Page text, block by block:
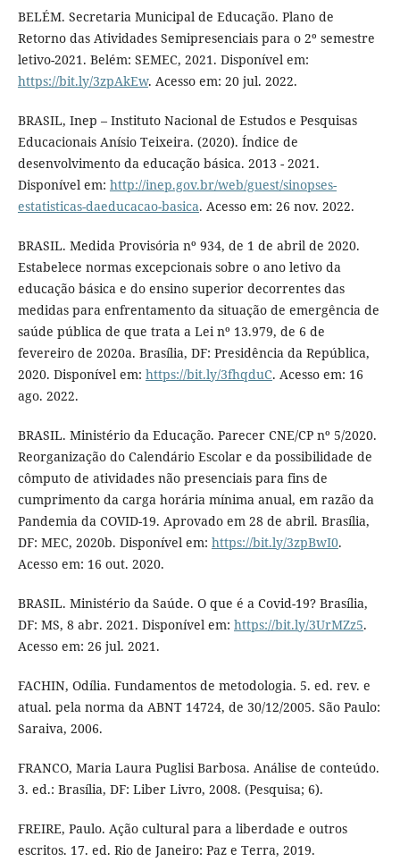
BELÉM. Secretaria Municipal de Educação. Plano de
Retorno das Atividades Semipresenciais para o 2º semestre
letivo-2021. Belém: SEMEC, 2021. Disponível em:
https://bit.ly/3zpAkEw. Acesso em: 20 jul. 2022.
BRASIL, Inep – Instituto Nacional de Estudos e Pesquisas
Educacionais Anísio Teixeira. (2020). Índice de
desenvolvimento da educação básica. 2013 - 2021.
Disponível em: http://inep.gov.br/web/guest/sinopses-
estatisticas-daeducacao-basica. Acesso em: 26 nov. 2022.
BRASIL. Medida Provisória nº 934, de 1 de abril de 2020.
Estabelece normas excepcionais sobre o ano letivo da
educação básica e do ensino superior decorrentes das
medidas para enfrentamento da situação de emergência de
saúde pública de que trata a Lei nº 13.979, de 6 de
fevereiro de 2020a. Brasília, DF: Presidência da República,
2020. Disponível em: https://bit.ly/3fhqduC. Acesso em: 16
ago. 2022.
BRASIL. Ministério da Educação. Parecer CNE/CP nº 5/2020.
Reorganização do Calendário Escolar e da possibilidade de
cômputo de atividades não presenciais para fins de
cumprimento da carga horária mínima anual, em razão da
Pandemia da COVID-19. Aprovado em 28 de abril. Brasília,
DF: MEC, 2020b. Disponível em: https://bit.ly/3zpBwI0.
Acesso em: 16 out. 2020.
BRASIL. Ministério da Saúde. O que é a Covid-19? Brasília,
DF: MS, 8 abr. 2021. Disponível em: https://bit.ly/3UrMZz5.
Acesso em: 26 jul. 2021.
FACHIN, Odília. Fundamentos de metodologia. 5. ed. rev. e
atual. pela norma da ABNT 14724, de 30/12/2005. São Paulo:
Saraiva, 2006.
FRANCO, Maria Laura Puglisi Barbosa. Análise de conteúdo.
3. ed.: Brasília, DF: Liber Livro, 2008. (Pesquisa; 6).
FREIRE, Paulo. Ação cultural para a liberdade e outros
escritos. 17. ed. Rio de Janeiro: Paz e Terra, 2019.